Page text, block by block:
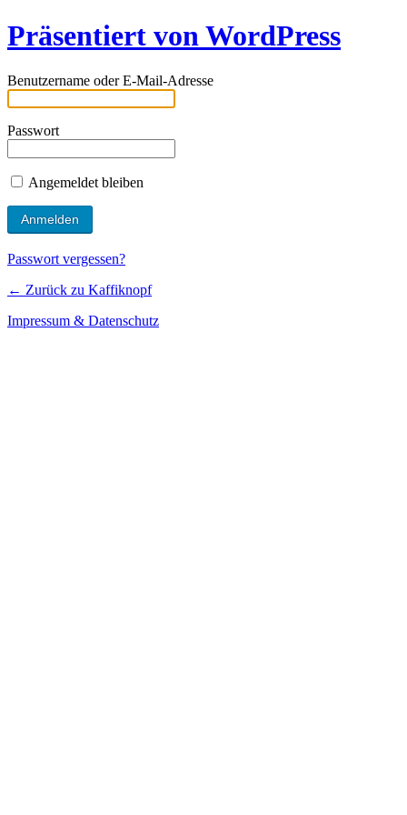
Präsentiert von WordPress
Benutzername oder E-Mail-Adresse
Passwort
Angemeldet bleiben
Passwort vergessen?
← Zurück zu Kaffiknopf
Impressum & Datenschutz